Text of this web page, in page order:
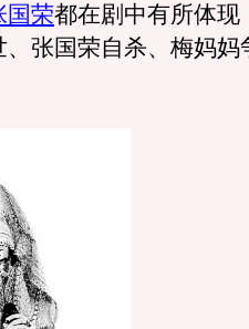
国荣都在剧中有所体现
张国荣自杀、梅妈妈